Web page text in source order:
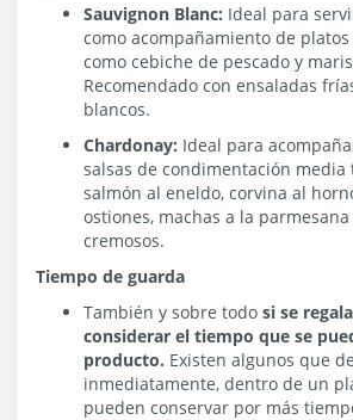
Sauvignon Blanc: Ideal para
como acompañamiento de
como cebiche de pescado y
Recomendado con ensaladas
blancos.
Chardonay: Ideal para
salsas de condimentación media
salmón al eneldo, corvina al
ostiones, machas a la parmesana
cremosos.
Tiempo de guarda
También y sobre todo si se
considerar el tiempo que se
producto. Existen algunos que
inmediatamente, dentro de un
pueden conservar por más